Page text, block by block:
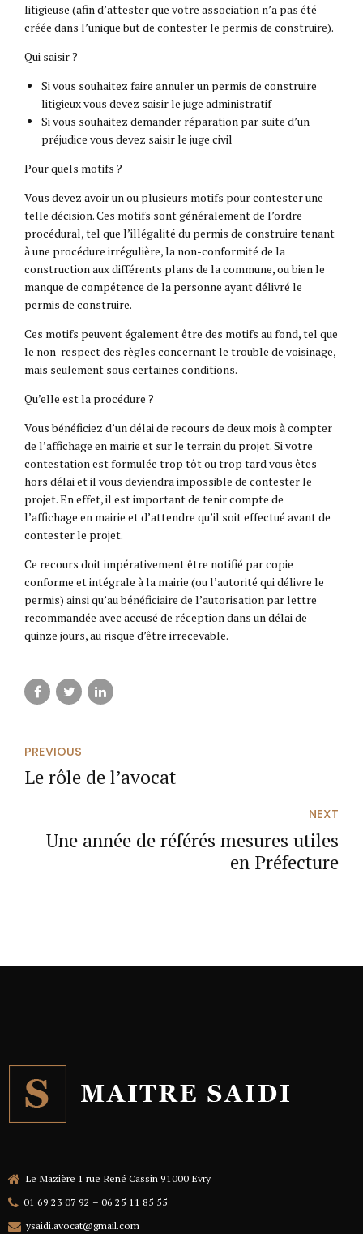
litigieuse (afin d’attester que votre association n’a pas été
créée dans l’unique but de contester le permis de construire).
Qui saisir ?
Si vous souhaitez faire annuler un permis de construire
litigieux vous devez saisir le juge administratif
Si vous souhaitez demander réparation par suite d’un
préjudice vous devez saisir le juge civil
Pour quels motifs ?
Vous devez avoir un ou plusieurs motifs pour contester une
telle décision. Ces motifs sont généralement de l’ordre
procédural, tel que l’illégalité du permis de construire tenant
à une procédure irrégulière, la non-conformité de la
construction aux différents plans de la commune, ou bien le
manque de compétence de la personne ayant délivré le
permis de construire.
Ces motifs peuvent également être des motifs au fond, tel que
le non-respect des règles concernant le trouble de voisinage,
mais seulement sous certaines conditions.
Qu’elle est la procédure ?
Vous bénéficiez d’un délai de recours de deux mois à compter
de l’affichage en mairie et sur le terrain du projet. Si votre
contestation est formulée trop tôt ou trop tard vous êtes
hors délai et il vous deviendra impossible de contester le
projet. En effet, il est important de tenir compte de
l’affichage en mairie et d’attendre qu’il soit effectué avant de
contester le projet.
Ce recours doit impérativement être notifié par copie
conforme et intégrale à la mairie (ou l’autorité qui délivre le
permis) ainsi qu’au bénéficiaire de l’autorisation par lettre
recommandée avec accusé de réception dans un délai de
quinze jours, au risque d’être irrecevable.
PREVIOUS
Le rôle de l’avocat
NEXT
Une année de référés mesures utiles
en Préfecture
Le Mazière 1 rue René Cassin 91000 Evry
01 69 23 07 92 – 06 25 11 85 55
ysaidi.avocat@gmail.com